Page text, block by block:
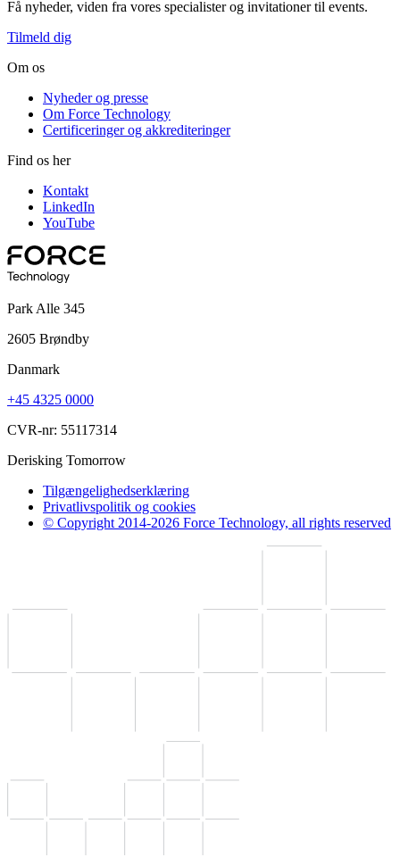
Få nyheder, viden fra vores specialister og invitationer til events.
Tilmeld dig
Om os
Nyheder og presse
Om Force Technology
Certificeringer og akkrediteringer
Find os her
Kontakt
LinkedIn
YouTube
Park Alle 345
2605 Brøndby
Danmark
+45 4325 0000
CVR-nr: 55117314
Derisking Tomorrow
Tilgængelighedserklæring
Privatlivspolitik og cookies
© Copyright 2014-2026 Force Technology, all rights reserved